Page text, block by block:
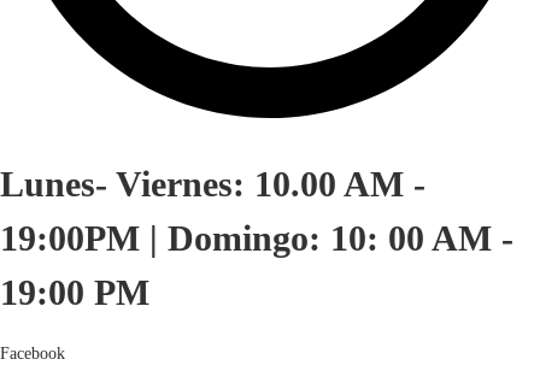
Lunes- Viernes: 10.00 AM -
19:00PM | Domingo: 10: 00 AM -
19:00 PM
Facebook